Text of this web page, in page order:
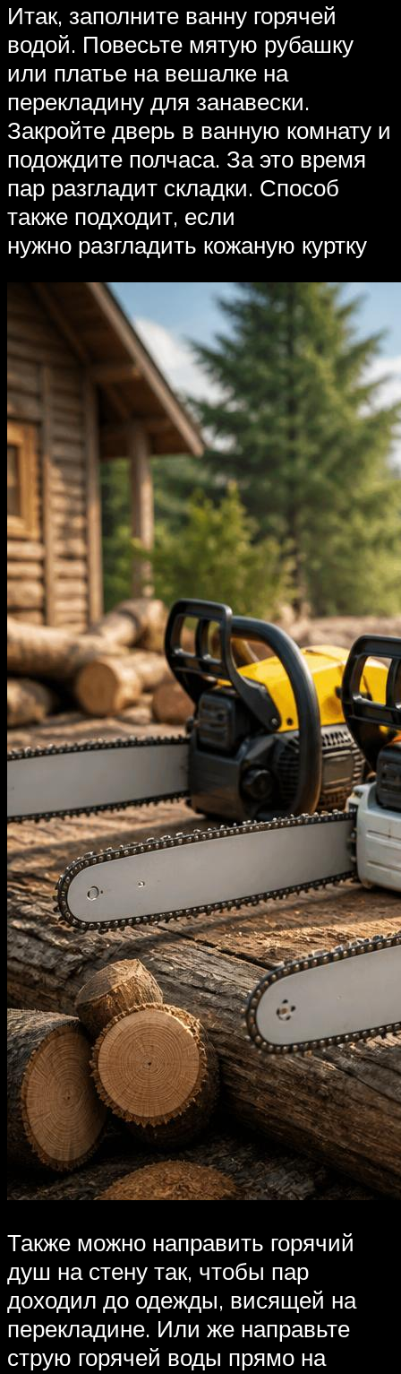
Итак, заполните ванну горячей
водой. Повесьте мятую рубашку
или платье на вешалке на
перекладину для занавески.
Закройте дверь в ванную комнату и
подождите полчаса. За это время
пар разгладит складки. Способ
также подходит, если
нужно разгладить кожаную куртку
Также можно направить горячий
душ на стену так, чтобы пар
доходил до одежды, висящей на
перекладине. Или же направьте
струю горячей воды прямо на